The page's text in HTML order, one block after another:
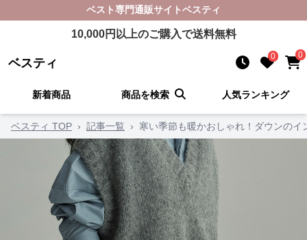
ベスト専門通販サイトベスティ
10,000円以上のご購入で送料無料
ベスティ 0 0
新着商品 商品を検索 人気ランキング
ベスティ TOP › 記事一覧 › 寒い季節も暖かおしゃれ！ダウンの